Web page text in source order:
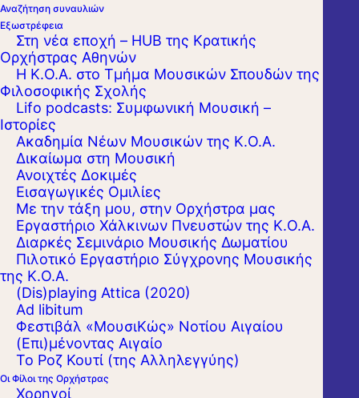
Αναζήτηση συναυλιών
Εξωστρέφεια
Στη νέα εποχή – HUB της Κρατικής
Ορχήστρας Αθηνών
Η Κ.Ο.Α. στο Τμήμα Μουσικών Σπουδών της
Φιλοσοφικής Σχολής
Lifo podcasts: Συμφωνική Μουσική –
Ιστορίες
Ακαδημία Νέων Μουσικών της Κ.Ο.Α.
Δικαίωμα στη Μουσική
Ανοιχτές Δοκιμές
Εισαγωγικές Ομιλίες
Με την τάξη μου, στην Ορχήστρα μας
Εργαστήριo Χάλκινων Πνευστών της Κ.Ο.Α.
Διαρκές Σεμινάριο Μουσικής Δωματίου
Πιλοτικό Εργαστήριο Σύγχρονης Μουσικής
της Κ.Ο.Α.
(Dis)playing Attica (2020)
Ad libitum
Φεστιβάλ «ΜουσιΚώς» Νοτίου Αιγαίου
(Επι)μένοντας Αιγαίο
Το Ροζ Κουτί (της Αλληλεγγύης)
Οι Φίλοι της Ορχήστρας
Χορηγοί